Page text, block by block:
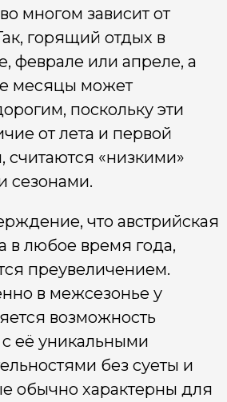
многом зависит от
горящий отдых в
феврале или апреле, а
месяцы может
поскольку эти
от лета и первой
«низкими»
сезонами.
что австрийская
в любое время года,
преувеличением.
в межсезонье у
возможность
её уникальными
без суеты и
обычно характерны для